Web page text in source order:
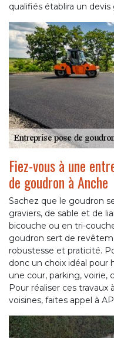
qualifiés établira un
Fiez-vous à une
de goudron à Anche
Sachez que le goudron
graviers, de sable et de
bicouche ou en tri-
goudron sert de
robustesse et praticité.
donc un choix idéal pour
une cour, parking, voirie,
Pour réaliser ces
voisines, faites appel à